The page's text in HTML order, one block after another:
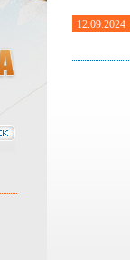
12.09.2024